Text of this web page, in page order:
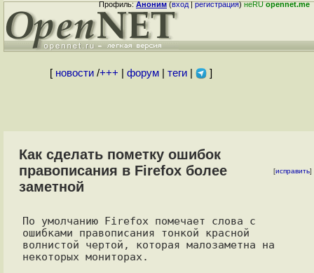
Профиль:Аноним(вход|регистрация)неRUopennet.me
[ новости/+++ форум| теги| ]
Как сделать пометку ошибок
правописания в Firefox более
заметной
[исправить]
По умолчанию Firefox помечает слова с
ошибками правописания тонкой красной
волнистой чертой, которая малозаметна на
некоторых мониторах.